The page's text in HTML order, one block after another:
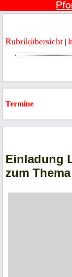
Rubrikübersicht |
Termine
Einladung
zum